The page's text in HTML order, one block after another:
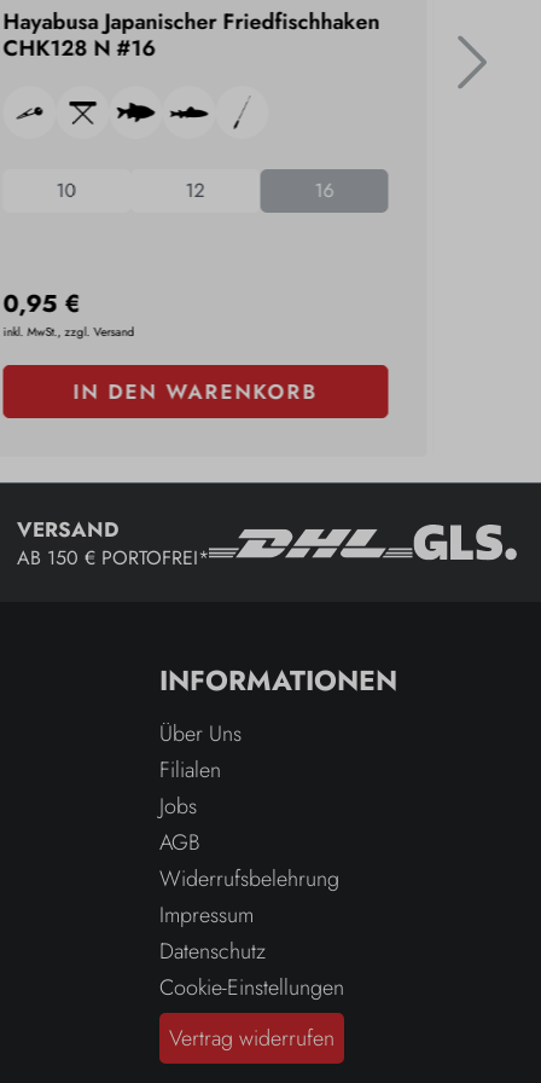
Hayabusa Japanischer Friedfischhaken
CHK128 N #16
10 12 16
0,95 €
inkl. MwSt., zzgl. Versand
IN DEN WARENKORB
VERSAND
AB 150 € PORTOFREI*
INFORMATIONEN
Über Uns
Filialen
Jobs
AGB
Widerrufsbelehrung
Impressum
Datenschutz
Cookie-Einstellungen
Vertrag widerrufen